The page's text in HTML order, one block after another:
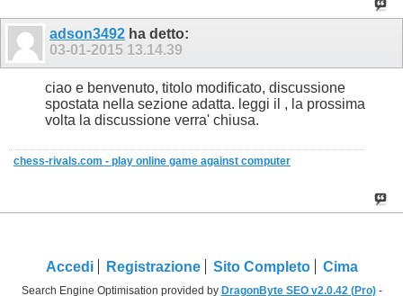
adson3492 ha detto:
03-01-2015 13.14.39
ciao e benvenuto, titolo modificato, discussione
spostata nella sezione adatta. leggi il , la prossima
volta la discussione verra' chiusa.
chess-rivals.com - play online game against computer
Accedi Registrazione Sito Completo Cima
Search Engine Optimisation provided by DragonByte SEO v2.0.42 (Pro)-